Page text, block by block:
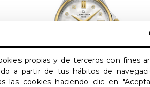
propias y de terceros con fines
a partir de tus hábitos de
las cookies haciendo clic en